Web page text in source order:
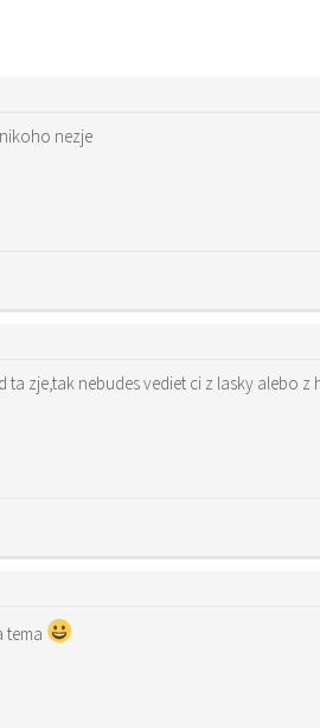
nezje
ta zje,tak nebudes vediet ci z lasky alebo z
tema